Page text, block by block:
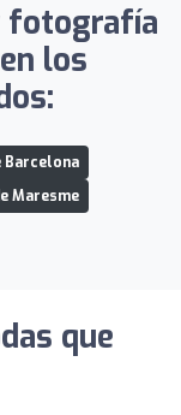
fotografía
los
Barcelona
Maresme
que